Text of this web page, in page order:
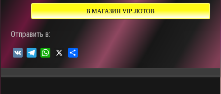
В МАГАЗИН VIP-ЛОТОВ
Отправить в:
W